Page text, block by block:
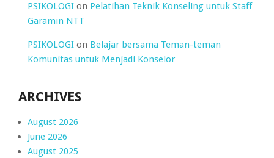
PSIKOLOGI on Pelatihan Teknik Konseling untuk Staff
Garamin NTT
PSIKOLOGI on Belajar bersama Teman-teman
Komunitas untuk Menjadi Konselor
ARCHIVES
August 2026
June 2026
August 2025